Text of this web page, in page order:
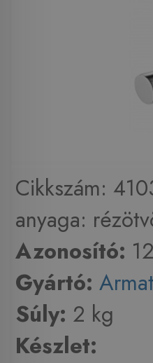
Cikkszám:
anyaga:
Azonosító:
Gyártó:
Súly: 2 kg
Készlet: